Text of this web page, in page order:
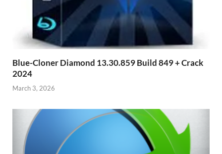
Blue-Cloner Diamond 13.30.859 Build 849 + Crack
2024
March 3, 2026